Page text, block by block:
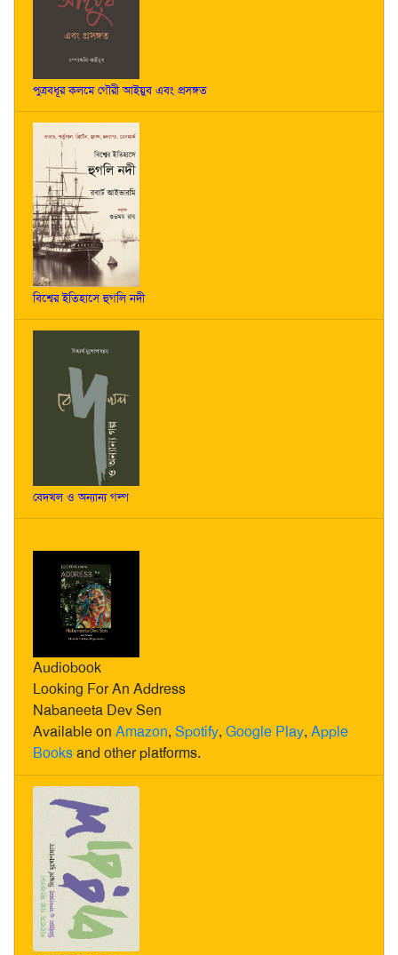
পুত্রবধূর কলমে গৌরী আইয়ুব এবং প্রসঙ্গত
বিশ্বের ইতিহাসে হুগলি নদী
বেদখল ও অন্যান্য গল্প
Audiobook
Looking For An Address
Nabaneeta Dev Sen
Available on Amazon, Spotify, Google Play, Apple
Booksand other platforms.